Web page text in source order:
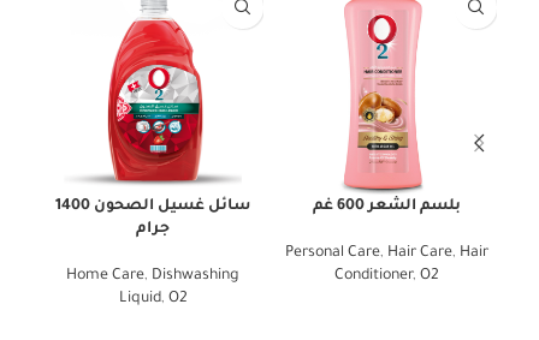
بلسم الشعر 600 غم
Personal Care, Hair Care, Hair
Conditioner, O2
سائل غسيل الصحون 1400
جرام
Home Care, Dishwashing
Liquid, O2